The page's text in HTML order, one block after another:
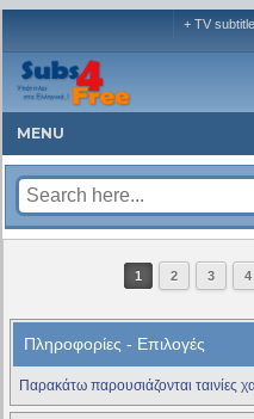
+ TV
MENU
1 2 3 4
Πληροφορίες - Επιλογές
Παρακάτω παρουσιάζονται ταινίες